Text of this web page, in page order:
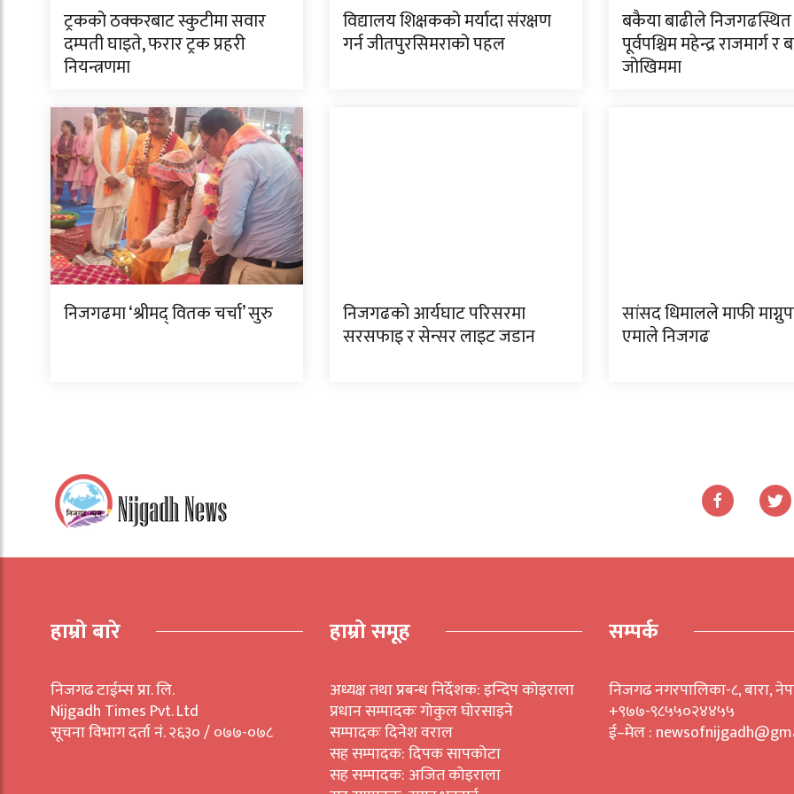
ट्रकको ठक्करबाट स्कुटीमा सवार
दम्पती घाइते, फरार ट्रक प्रहरी
नियन्त्रणमा
विद्यालय शिक्षकको मर्यादा संरक्षण
गर्न जीतपुरसिमराको पहल
बकैया बाढीले निजगढस्थित
पूर्वपश्चिम महेन्द्र राजमार्ग र
जोखिममा
निजगढमा ‘श्रीमद् वितक चर्चा’ सुरु निजगढको आर्यघाट परिसरमा
सरसफाइ र सेन्सर लाइट जडान
सांसद धिमालले माफी
एमाले निजगढ
हाम्रो बारे
निजगढ टाईम्स प्रा. लि.
Nijgadh Times Pvt. Ltd
सूचना विभाग दर्ता नं. २६३० / ०७७-०७८
हाम्रो समूह
अध्यक्ष तथा प्रबन्ध निर्देशक: इन्दिप कोइराला
प्रधान सम्पादकः गोकुल घोरसाइने
सम्पादकः दिनेश वराल
सह सम्पादक: दिपक सापकोटा
सह सम्पादक: अजित कोइराला
सम्पर्क
निजगढ नगरपालिका-८, बारा,
+९७७-९८५५०२४४५५
ई–मेल :